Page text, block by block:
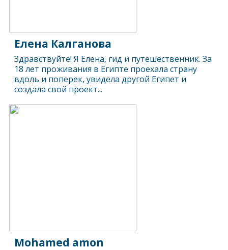
Елена Калганова
Здравствуйте! Я Елена, гид и путешественник. За
18 лет проживания в Египте проехала страну
вдоль и поперек, увидела другой Египет и
создала свой проект...
Mohamed amon